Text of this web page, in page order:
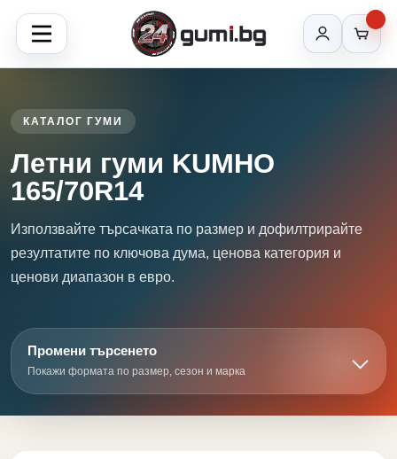
КАТАЛОГ ГУМИ
Летни гуми KUMHO
165/70R14
Използвайте търсачката по размер и дофилтрирайте
резултатите по ключова дума, ценова категория и
ценови диапазон в евро.
Промени търсенето
Покажи формата по размер, сезон и марка